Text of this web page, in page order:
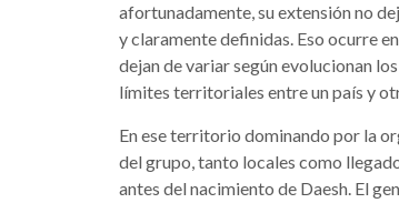
afortunadamente, su extensión no
y claramente definidas. Eso ocurre
dejan de variar según evolucionan
límites territoriales entre un país y
En ese territorio dominando por la
del grupo, tanto locales como
antes del nacimiento de Daesh. El